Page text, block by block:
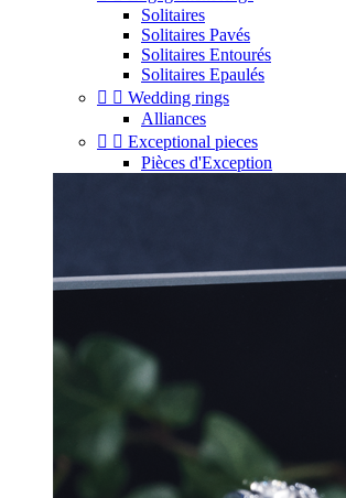
Solitaires
Solitaires Pavés
Solitaires Entourés
Solitaires Epaulés
  Wedding rings
Alliances
  Exceptional pieces
Pièces d'Exception